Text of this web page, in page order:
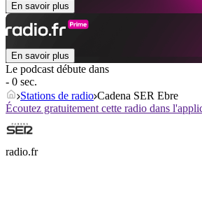
En savoir plus
En savoir plus
Le podcast débute dans
- 0 sec.
Stations de radio Cadena SER Ebre
Écoutez gratuitement cette radio dans
radio.fr